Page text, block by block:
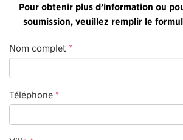
Pour obtenir plus d’information ou
soumission, veuillez remplir le
Nom complet *
Téléphone *